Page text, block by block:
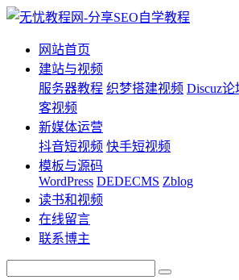
网站首页
建站与视频
服务器教程 织梦搭建视频 Discuz论
客视频
新媒体运营
抖音短视频 快手短视频
模板与源码
WordPress DEDECMS Zblog
读书和视频
在线留言
联系博主